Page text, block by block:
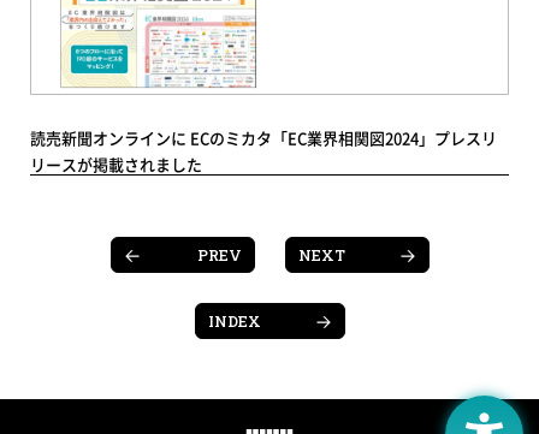
読売新聞オンラインに ECのミカタ「EC業界相関図2024」プレスリ
リースが掲載されました
PREV NEXT
INDEX